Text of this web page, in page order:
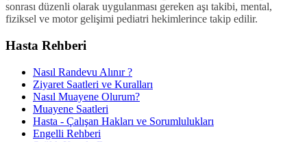
sonrası düzenli olarak uygulanması gereken aşı takibi, mental,
fiziksel ve motor gelişimi pediatri hekimlerince takip edilir.
Hasta Rehberi
Nasıl Randevu Alınır ?
Ziyaret Saatleri ve Kuralları
Nasıl Muayene Olurum?
Muayene Saatleri
Hasta - Çalışan Hakları ve Sorumlulukları
Engelli Rehberi